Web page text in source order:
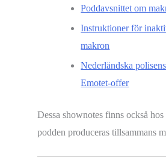
Poddavsnittet om
Instruktioner för
makron
Nederländska
Emotet-offer
Dessa shownotes finns också hos
podden produceras tillsammans